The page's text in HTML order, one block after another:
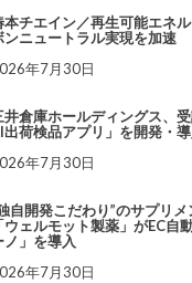
本チエイン／再生可能エネ
ンニュートラル実現を加速
年7月30日
井倉庫ホールディングス、
出荷検品アプリ」を開発・
年7月30日
自開発こだわり”のサプリ
ウェルモット製薬」がEC自
ノ」を導入
年7月30日